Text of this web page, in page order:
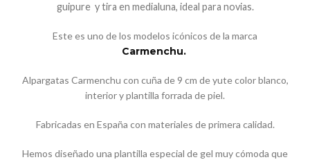
guipure y tira en medialuna, ideal para novias.
Este es uno de los modelos icónicos de la marca
Carmenchu.
Alpargatas Carmenchu con cuña de 9 cm de yute color blanco,
interior y plantilla forrada de piel.
Fabricadas en España con materiales de primera calidad.
Hemos diseñado una plantilla especial de gel muy cómoda que